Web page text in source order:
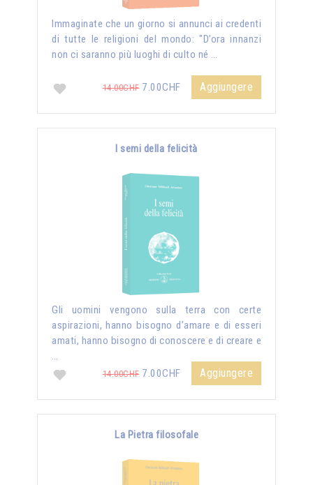
Immaginate che un giorno si annunci ai credenti
di tutte le religioni del mondo: "D’ora innanzi
non ci saranno più luoghi di culto né …
14.00CHF7.00CHF Aggiungere
I semi della felicità
Gli uomini vengono sulla terra con certe
aspirazioni, hanno bisogno d’amare e di esseri
amati, hanno bisogno di conoscere e di creare e
…
14.00CHF7.00CHF Aggiungere
La Pietra filosofale